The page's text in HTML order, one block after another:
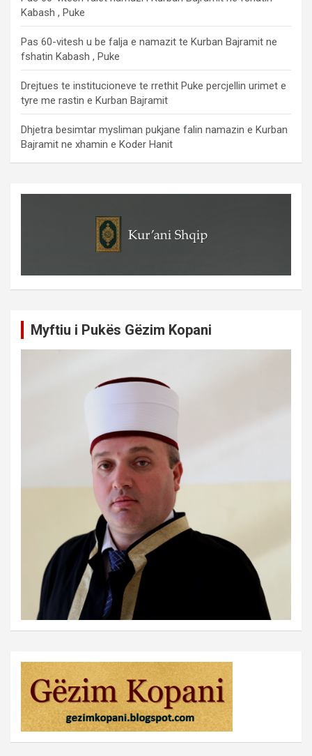
Kabash , Puke
Pas 60-vitesh u be falja e namazit te Kurban Bajramit ne
fshatin Kabash , Puke
Drejtues te institucioneve te rrethit Puke percjellin urimet e
tyre me rastin e Kurban Bajramit
Dhjetra besimtar mysliman pukjane falin namazin e Kurban
Bajramit ne xhamin e Koder Hanit
Myftiu i Pukës Gëzim Kopani